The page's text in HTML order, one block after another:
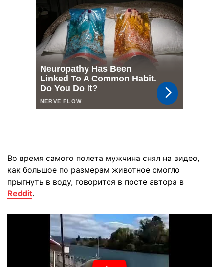
Во время самого полета мужчина снял на видео,
как большое по размерам животное смогло
прыгнуть в воду, говорится в посте автора в
Reddit.